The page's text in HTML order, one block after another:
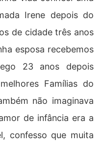
Irene depois do
de cidade três anos
esposa recebemos
23 anos depois
Famílias do
não imaginava
de infância era a
confesso que muita